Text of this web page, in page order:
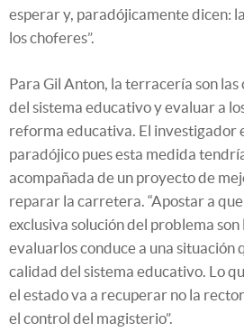
esperar y, paradójicamente dicen:
los choferes”.
Para Gil Anton, la terracería son las
del sistema educativo y evaluar a
reforma educativa. El investigador
paradójico pues esta medida
acompañada de un proyecto de
reparar la carretera. “Apostar a que
exclusiva solución del problema
evaluarlos conduce a una situación
calidad del sistema educativo. Lo
el estado va a recuperar no la
el control del magisterio”.